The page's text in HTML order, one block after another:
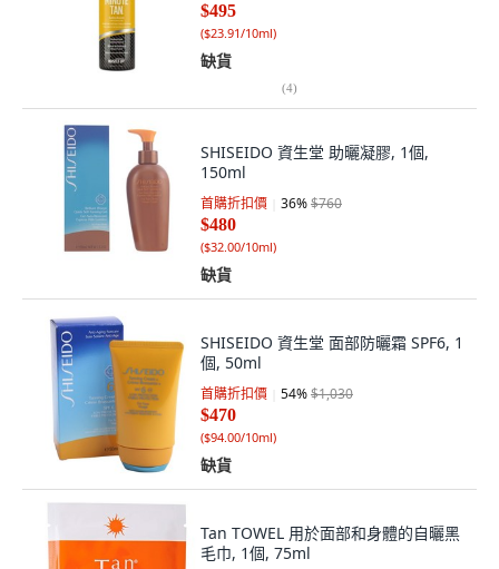
$495
($23.91/10ml)
缺貨
(4)
SHISEIDO 資生堂 助曬凝膠, 1個,
150ml
首購折扣價 36%$760
$480
($32.00/10ml)
缺貨
SHISEIDO 資生堂 面部防曬霜 SPF6, 1
個, 50ml
首購折扣價 54%$1,030
$470
($94.00/10ml)
缺貨
Tan TOWEL 用於面部和身體的自曬黑
毛巾, 1個, 75ml